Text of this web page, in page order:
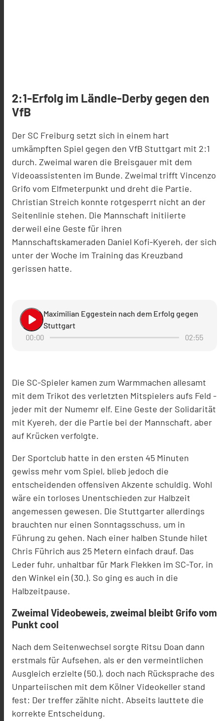
2:1-Erfolg im Ländle-Derby gegen den
VfB
Der SC Freiburg setzt sich in einem hart
umkämpften Spiel gegen den VfB Stuttgart mit 2:1
durch. Zweimal waren die Breisgauer mit dem
Videoassistenten im Bunde. Zweimal trifft Vincenzo
Grifo vom Elfmeterpunkt und dreht die Partie.
Christian Streich konnte rotgesperrt nicht an der
Seitenlinie stehen. Die Mannschaft initiierte
derweil eine Geste für ihren
Mannschaftskameraden Daniel Kofi-Kyereh, der sich
unter der Woche im Training das Kreuzband
gerissen hatte.
play_arrow
Maximilian Eggestein nach dem Erfolg gegen
Stuttgart
00:00
02:55
Die SC-Spieler kamen zum Warmmachen allesamt
mit dem Trikot des verletzten Mitspielers aufs Feld -
jeder mit der Numemr elf. Eine Geste der Solidarität
mit Kyereh, der die Partie bei der Mannschaft, aber
auf Krücken verfolgte.
Der Sportclub hatte in den ersten 45 Minuten
gewiss mehr vom Spiel, blieb jedoch die
entscheidenden offensiven Akzente schuldig. Wohl
wäre ein torloses Unentschieden zur Halbzeit
angemessen gewesen. Die Stuttgarter allerdings
brauchten nur einen Sonntagsschuss, um in
Führung zu gehen. Nach einer halben Stunde hilet
Chris Führich aus 25 Metern einfach drauf. Das
Leder fuhr, unhaltbar für Mark Flekken im SC-Tor, in
den Winkel ein (30.). So ging es auch in die
Halbzeitpause.
Zweimal Videobeweis, zweimal bleibt Grifo vom
Punkt cool
Nach dem Seitenwechsel sorgte Ritsu Doan dann
erstmals für Aufsehen, als er den vermeintlichen
Ausgleich erzielte (50.), doch nach Rücksprache des
Unparteiischen mit dem Kölner Videokeller stand
fest: Der treffer zählte nicht. Abseits lauttete die
korrekte Entscheidung.